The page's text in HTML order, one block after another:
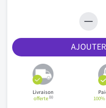
Livraison
offerte(1)